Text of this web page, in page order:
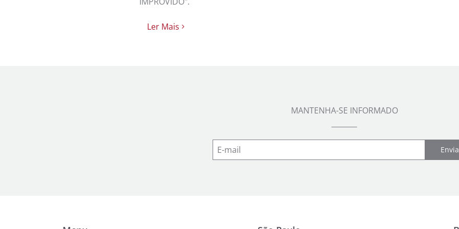
Ler Mais
MANTENHA-SE INFORMADO